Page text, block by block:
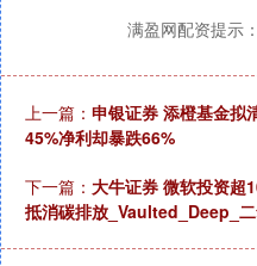
满盈网配资提示
上一篇： 申银证券 添橙基金拟
45%净利却暴跌66%
下一篇： 大牛证券 微软投资超
抵消碳排放_Vaulted_Deep_